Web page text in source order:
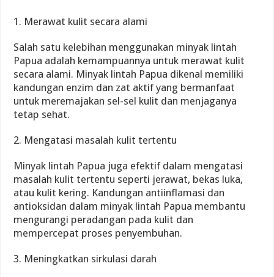
1. Merawat kulit secara alami
Salah satu kelebihan menggunakan minyak lintah
Papua adalah kemampuannya untuk merawat kulit
secara alami. Minyak lintah Papua dikenal memiliki
kandungan enzim dan zat aktif yang bermanfaat
untuk meremajakan sel-sel kulit dan menjaganya
tetap sehat.
2. Mengatasi masalah kulit tertentu
Minyak lintah Papua juga efektif dalam mengatasi
masalah kulit tertentu seperti jerawat, bekas luka,
atau kulit kering. Kandungan antiinflamasi dan
antioksidan dalam minyak lintah Papua membantu
mengurangi peradangan pada kulit dan
mempercepat proses penyembuhan.
3. Meningkatkan sirkulasi darah